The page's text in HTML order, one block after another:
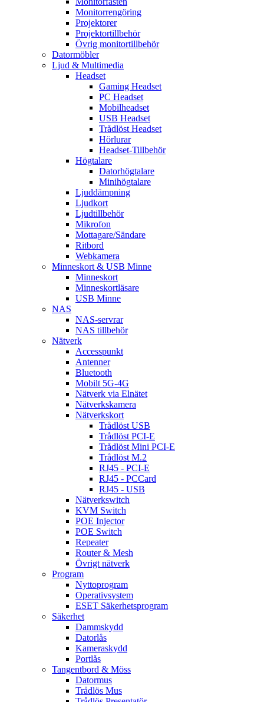
Monitorrengöring
Projektorer
Projektortillbehör
Övrig monitortillbehör
Datormöbler
Ljud & Multimedia
Headset
Gaming Headset
PC Headset
Mobilheadset
USB Headset
Trådlöst Headset
Hörlurar
Headset-Tillbehör
Högtalare
Datorhögtalare
Minihögtalare
Ljuddämpning
Ljudkort
Ljudtillbehör
Mikrofon
Mottagare/Sändare
Ritbord
Webkamera
Minneskort & USB Minne
Minneskort
Minneskortläsare
USB Minne
NAS
NAS-servrar
NAS tillbehör
Nätverk
Accesspunkt
Antenner
Bluetooth
Mobilt 5G-4G
Nätverk via Elnätet
Nätverkskamera
Nätverkskort
Trådlöst USB
Trådlöst PCI-E
Trådlöst Mini PCI-E
Trådlöst M.2
RJ45 - PCI-E
RJ45 - PCCard
RJ45 - USB
Nätverkswitch
KVM Switch
POE Injector
POE Switch
Repeater
Router & Mesh
Övrigt nätverk
Program
Nyttoprogram
Operativsystem
ESET Säkerhetsprogram
Säkerhet
Dammskydd
Datorlås
Kameraskydd
Portlås
Tangentbord & Möss
Datormus
Trådlös Mus